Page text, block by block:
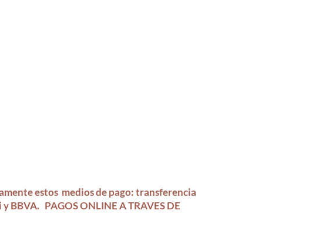
estos mediosde pago:transferencia
PAGOS ONLINE A TRAVES DE